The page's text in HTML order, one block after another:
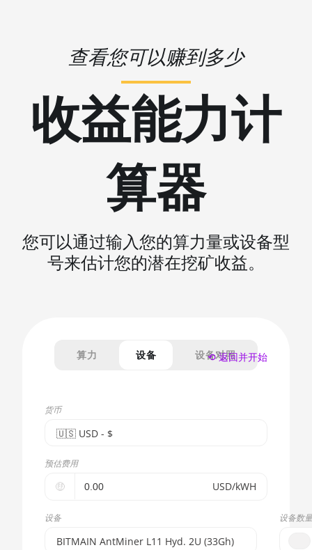
查看您可以赚到多少
收益能力计
算器
您可以通过输入您的算力量或设备型
号来估计您的潜在挖矿收益。
算力 设备 设备对照
货币
🇺🇸ㅤ USD - $
🇪🇺ㅤ EUR - €
🇺🇸ㅤ USD - $
🇨🇳ㅤ CNY - CN¥
🇬🇧ㅤ GBP - £
预估费用
🤑 USD/kWH
设备
BITMAIN AntMiner L11 Hyd. 2U (33Gh)
设备数量
⟲ 返回并开始